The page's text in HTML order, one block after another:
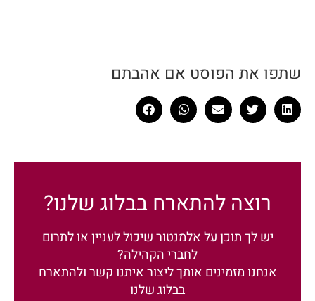
שתפו את הפוסט אם אהבתם
רוצה להתארח בבלוג שלנו?
יש לך תוכן על אלמנטור שיכול לעניין או לתרום
לחברי הקהילה?
אנחנו מזמינים אותך ליצור איתנו קשר ולהתארח
בבלוג שלנו